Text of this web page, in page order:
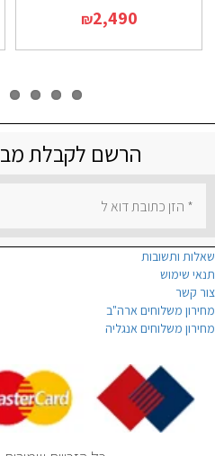
₪2,490
הרשם לקבלת
שאלות ותשובות
תנאי שימוש
צור קשר
מחירון משלוחים ארה"ב
מחירון משלוחים אנגליה